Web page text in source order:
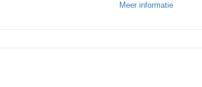
Meer informatie